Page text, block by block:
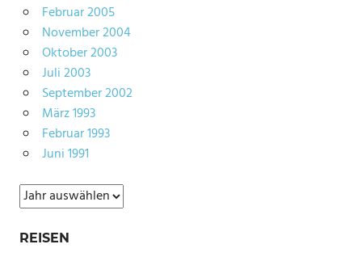
Februar 2005
November 2004
Oktober 2003
Juli 2003
September 2002
März 1993
Februar 1993
Juni 1991
Archiv
REISEN